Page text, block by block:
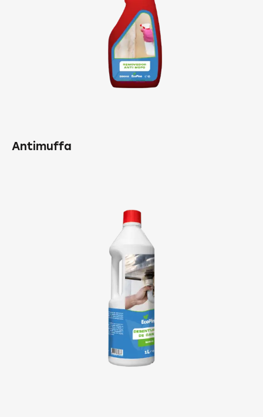
Antimuffa